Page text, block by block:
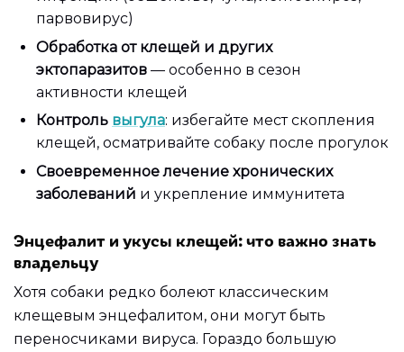
парвовирус)
Обработка от клещей и других
эктопаразитов — особенно в сезон
активности клещей
Контроль выгула: избегайте мест скопления
клещей, осматривайте собаку после прогулок
Своевременное лечение хронических
заболеваний и укрепление иммунитета
Энцефалит и укусы клещей: что важно знать
владельцу
Хотя собаки редко болеют классическим
клещевым энцефалитом, они могут быть
переносчиками вируса. Гораздо большую